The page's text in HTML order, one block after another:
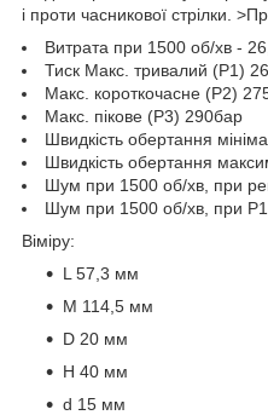
і проти часникової стрілки.
Витрата при 1500 об/хв -
Тиск Макс. тривалий (Р1)
Макс. короткочасне (Р2)
Макс. пікове (Р3) 290бар
Швидкість обертання
Швидкість обертання
Шум при 1500 об/хв, при
Шум при 1500 об/хв, при
Віміру:
L 57,3 мм
M 114,5 мм
D 20 мм
H 40 мм
d 15 мм